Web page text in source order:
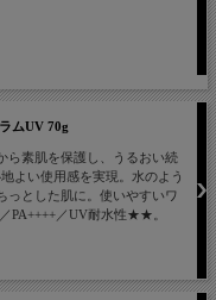
ムUV 70g
ら素肌を保護し、うるおい続
よい使用感を実現。水のよう
っとした肌に。使いやすいワ
PA++++／UV耐水性★★。